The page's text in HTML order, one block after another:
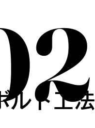
ルト工法